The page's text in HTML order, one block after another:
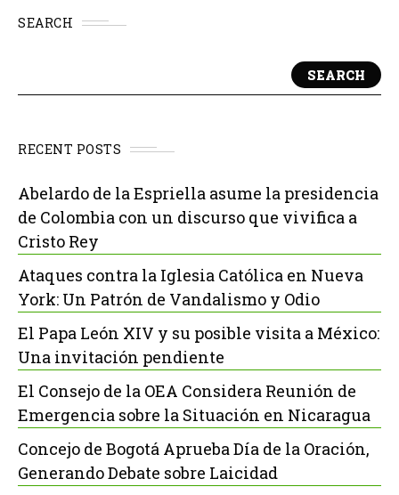
SEARCH
SEARCH
RECENT POSTS
Abelardo de la Espriella asume la presidencia
de Colombia con un discurso que vivifica a
Cristo Rey
Ataques contra la Iglesia Católica en Nueva
York: Un Patrón de Vandalismo y Odio
El Papa León XIV y su posible visita a México:
Una invitación pendiente
El Consejo de la OEA Considera Reunión de
Emergencia sobre la Situación en Nicaragua
Concejo de Bogotá Aprueba Día de la Oración,
Generando Debate sobre Laicidad